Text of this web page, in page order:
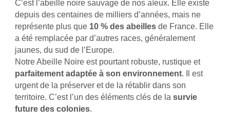
C’est l’abeille noire sauvage de nos aïeux. Elle existe
depuis des centaines de milliers d’années, mais ne
représente plus que 10 % des abeilles de France. Elle
a été remplacée par d’autres races, généralement
jaunes, du sud de l’Europe.
Notre Abeille Noire est pourtant robuste, rustique et
parfaitement adaptée à son environnement. Il est
urgent de la préserver et de la rétablir dans son
territoire. C’est l’un des éléments clés de lasurvie
future des colonies.